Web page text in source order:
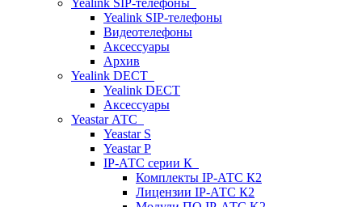
Yealink SIP-телефоны
Yealink SIP-телефоны
Видеотелефоны
Аксессуары
Архив
Yealink DECT
Yealink DECT
Аксессуары
Yeastar АТС
Yeastar S
Yeastar P
IP-АТС серии К
Комплекты IP-АТС К2
Лицензии IP-АТС К2